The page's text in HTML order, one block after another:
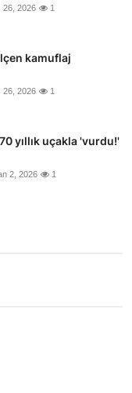
26, 2026 1
kamuflaj
26, 2026 1
yıllık uçakla 'vurdu!'
2, 2026 1